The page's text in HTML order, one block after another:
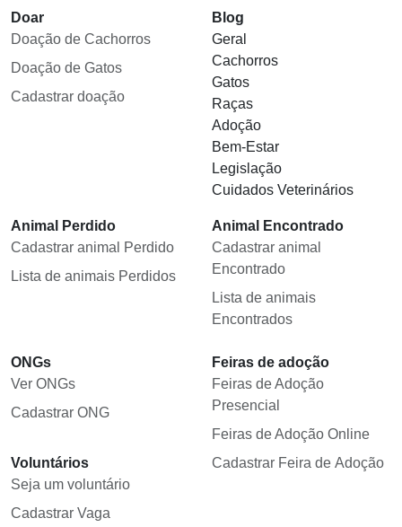
Doar
Doação de Cachorros
Doação de Gatos
Cadastrar doação
Blog
Geral
Cachorros
Gatos
Raças
Adoção
Bem-Estar
Legislação
Cuidados Veterinários
Animal Perdido
Cadastrar animal Perdido
Lista de animais Perdidos
Animal Encontrado
Cadastrar animal
Encontrado
Lista de animais
Encontrados
ONGs
Ver ONGs
Cadastrar ONG
Voluntários
Seja um voluntário
Cadastrar Vaga
Feiras de adoção
Feiras de Adoção
Presencial
Feiras de Adoção Online
Cadastrar Feira de Adoção